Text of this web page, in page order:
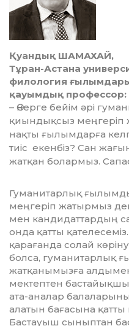
Қуандық ШАМАХАЙ,
Тұран-Астана
филология
қауымдық профессор:
– Өнерге бейім әрі
қиындықсыз меңгеріп
нақты ғылымдарға
тиіс екенбіз? Сан
жатқан болармыз.
Гуманитарлық
меңгеріп жатырмыз
мен кандидаттардың
онда қатты
қарағанда солай
болса, гуманитарлық
жатқанымызға алдымен
мектептен
ата-аналар
алатын бағасына
Бастауыш сыныптан